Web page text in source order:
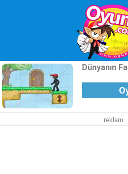
Dünyanın
reklam